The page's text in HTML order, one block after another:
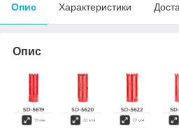
Опис Характеристики
Опис